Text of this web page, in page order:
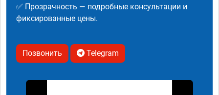
✅ Прозрачность — подробные консультации и
фиксированные цены.
Позвонить Telegram